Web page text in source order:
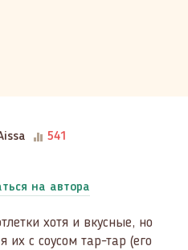
541
на автора
хотя и вкусные, но
их с соусом тар-тар (его